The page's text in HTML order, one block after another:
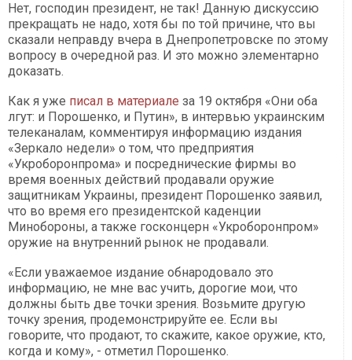
Нет, господин президент, не так! Данную дискуссию
прекращать не надо, хотя бы по той причине, что вы
сказали неправду вчера в Днепропетровске по этому
вопросу в очередной раз. И это можно элементарно
доказать.
Как я уже писал в материале за 19 октября «Они оба
лгут: и Порошенко, и Путин», в интервью украинским
телеканалам, комментируя информацию издания
«Зеркало недели» о том, что предприятия
«Укроборонпрома» и посреднические фирмы во
время военных действий продавали оружие
защитникам Украины, президент Порошенко заявил,
что во время его президентской каденции
Минобороны, а также госконцерн «Укроборонпром»
оружие на внутренний рынок не продавали.
«Если уважаемое издание обнародовало это
информацию, не мне вас учить, дорогие мои, что
должны быть две точки зрения. Возьмите другую
точку зрения, продемонстрируйте ее. Если вы
говорите, что продают, то скажите, какое оружие, кто,
когда и кому», - отметил Порошенко.